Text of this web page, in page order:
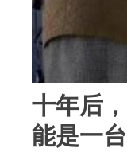
十年后
能是一